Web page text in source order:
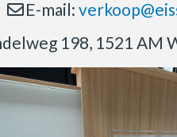
E-mail:
198, 1521 AM